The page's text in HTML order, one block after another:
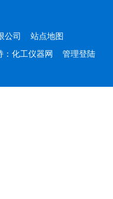
公司 站点地图
化工仪器网 管理登陆